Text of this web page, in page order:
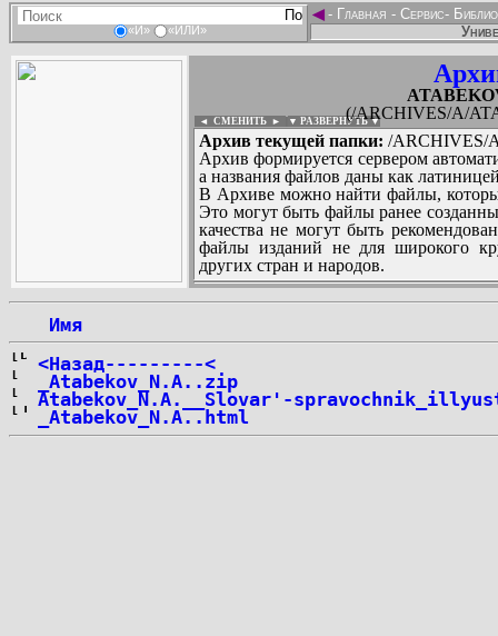
«И» «ИЛИ»
◄- Главная - Сервис-
(/ARCHIVES/A/
◄ СМЕНИТЬ ► ▼ РАЗВЕРНУТЬ ▼
Архив текущей папки: /ARCHIVES/
Архив формируется сервером
а названия файлов даны как
В Архиве можно найти файлы,
Это могут быть файлы ранее
качества не могут быть
файлы изданий не для широкого
других стран и народов.
Имя
<Назад---------<
_Atabekov_N.A..zip
Atabekov_N.A.__Slovar'-
_Atabekov_N.A..html